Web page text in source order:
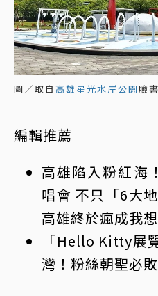
圖／取自 高雄星光水岸公園臉
編輯推薦
高雄陷入粉紅海
唱會 不只「6大
高雄終於瘋成我
「Hello Kitty展
灣！粉絲朝聖必